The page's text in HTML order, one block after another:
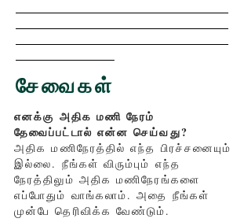
சேவைகள்
எனக்கு அதிக மணி நேரம்
தேவைப்பட்டால் என்ன செய்வது?
அதிக மணிநேரத்தில் எந்த பிரச்சனையும்
இல்லை. நீங்கள் விரும்பும் எந்த
நேரத்திலும் அதிக மணிநேரங்களை
எப்போதும் வாங்கலாம். அதை நீங்கள்
முன்பே தெரிவிக்க வேண்டும்.